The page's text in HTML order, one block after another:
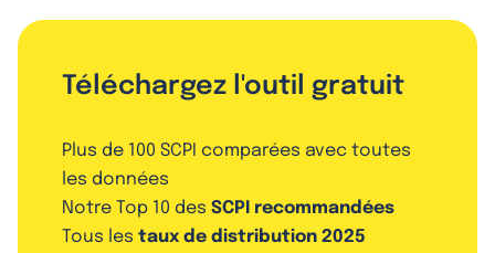
Téléchargez l'outil gratuit
Plus de 100 SCPI comparées avec toutes
les données
Notre Top 10 des SCPI recommandées
Tous les taux de distribution 2025